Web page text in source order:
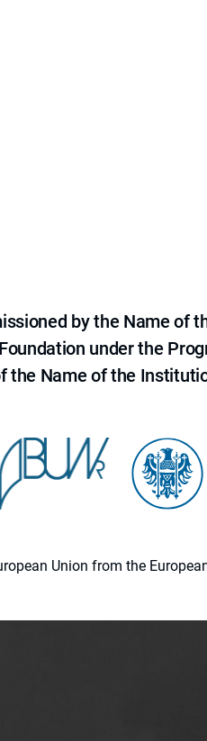
by the Name of
under the
the Name of the
Union from the